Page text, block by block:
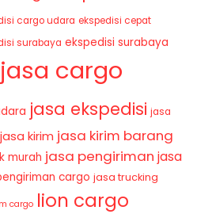
cargo udara ekspedisi cepat
surabaya ekspedisi surabaya
jasa cargo
jasa ekspedisi jasa
jasa kirim jasa kirim barang
murah jasa pengiriman jasa
cargo jasa trucking
cargo lion cargo